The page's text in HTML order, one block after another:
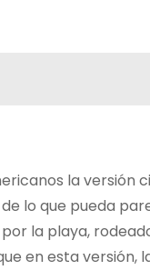
la versión
lo que pueda
la playa,
en esta versión,